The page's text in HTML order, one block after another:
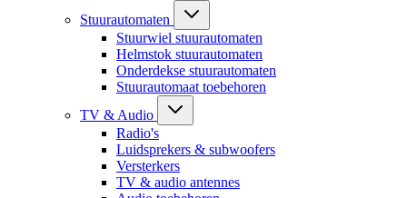
Stuurautomaten
Stuurwiel stuurautomaten
Helmstok stuurautomaten
Onderdekse stuurautomaten
Stuurautomaat toebehoren
TV & Audio
Radio's
Luidsprekers & subwoofers
Versterkers
TV & audio antennes